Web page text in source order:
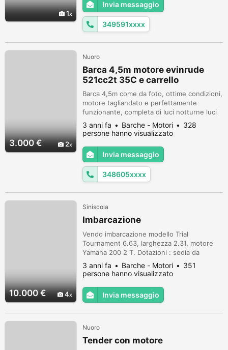
1
Invia messaggio
349591xxxx
3.000 € 2
Nuoro
Barca 4,5m motore evinrude
521cc2t 35C e carrello
Barca 4,5m come da foto, ottime condizioni,
motore tagliandato e perfettamente
funzionante, completa di luci notturne luci
abitacolo e tendalino parasole. Regalo
carrello non omologato. Per qualsiasi
informazione contattare tramite messaggio
WhatsApp al 3486051828. Prezzo
leggermente trattabile
3 anni fa Barche - Motori
328
persone hanno visualizzato
Invia messaggio
348605xxxx
10.000 € 4
Siniscola
Imbarcazione
Vendo imbarcazione modello Trial
Tournament 6.63, larghezza 2.31, motore
Yamaha 200 2 T. Dotazioni : sedia da
combattimento, gavoni a prua e murate,
porta canne in acciaio a poppa, GPS e ECO
a colori. Pompe di sentina e acqua di mare
Imbarcazione in buono stato , regolari
manutenzioni e rimessaggio annuale al
3 anni fa Barche - Motori
351
persone hanno visualizzato
Invia messaggio
Nuoro
Tender con motore